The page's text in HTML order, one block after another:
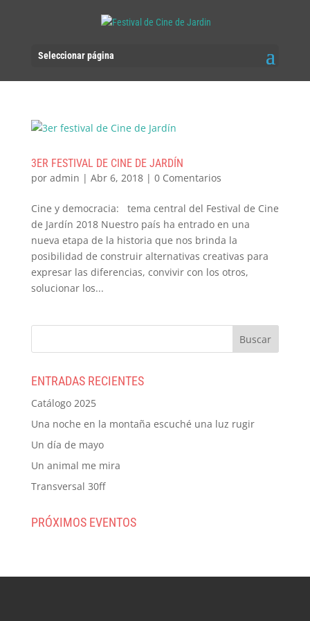
Seleccionar página
3ER FESTIVAL DE CINE DE JARDÍN
por admin | Abr 6, 2018| 0 Comentarios
Cine y democracia: tema central del Festival de Cine
de Jardín 2018 Nuestro país ha entrado en una
nueva etapa de la historia que nos brinda la
posibilidad de construir alternativas creativas para
expresar las diferencias, convivir con los otros,
solucionar los...
ENTRADAS RECIENTES
Catálogo 2025
Una noche en la montaña escuché una luz rugir
Un día de mayo
Un animal me mira
Transversal 30ff
PRÓXIMOS EVENTOS